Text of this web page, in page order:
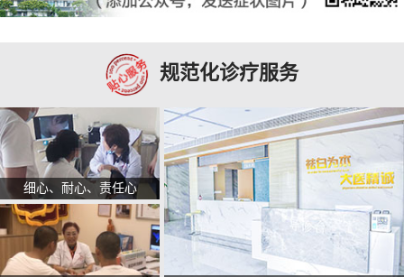
规范化诊疗服务
细心、耐心、责任心